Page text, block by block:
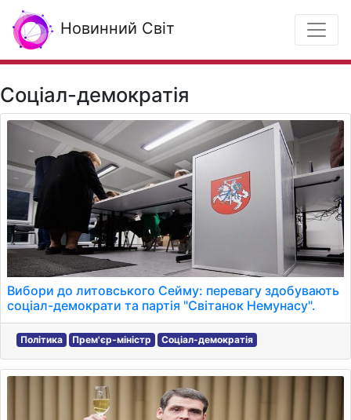
Новинний Світ
Соціал-демократія
Вибори до литовського Сейму: перевагу здобувають
соціал-демократи та партія "Світанок Немунасу".
Політика Прем'єр-міністр Соціал-демократія